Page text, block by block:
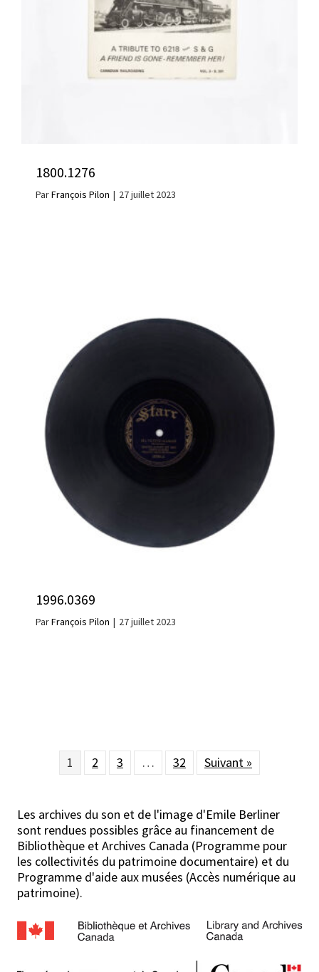
1800.1276
ParFrançois Pilon | 27 juillet 2023
1996.0369
ParFrançois Pilon | 27 juillet 2023
1 2 3 … 32 Suivant »
Les archives du son et de l'image d'Emile Berliner
sont rendues possibles grâce au financement de
Bibliothèque et Archives Canada (Programme pour
les collectivités du patrimoine documentaire) et du
Programme d'aide aux musées (Accès numérique au
patrimoine).